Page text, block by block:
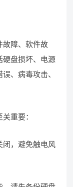
故障、软件故
硬盘损坏、电源
、病毒攻击、
重要：
，避免触电风